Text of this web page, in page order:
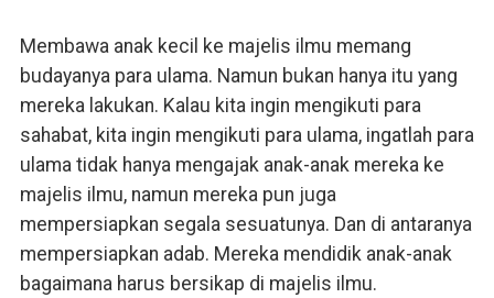
Membawa anak kecil ke majelis ilmu memang
budayanya para ulama. Namun bukan hanya itu yang
mereka lakukan. Kalau kita ingin mengikuti para
sahabat, kita ingin mengikuti para ulama, ingatlah para
ulama tidak hanya mengajak anak-anak mereka ke
majelis ilmu, namun mereka pun juga
mempersiapkan segala sesuatunya. Dan di antaranya
mempersiapkan adab. Mereka mendidik anak-anak
bagaimana harus bersikap di majelis ilmu.